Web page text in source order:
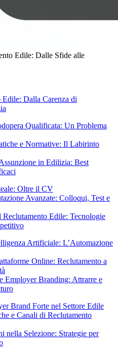
Edile: Dalle Sfide alle
Dalla Carenza di
Qualificata: Un Problema
e Normative: Il Labirinto
in Edilizia: Best
Oltre il CV
Avanzate: Colloqui, Test e
Edile: Tecnologie
Artificiale: L’Automazione
Online: Reclutamento a
Employer Branding: Attrarre e
Brand Forte nel Settore Edile
e Canali di Reclutamento
nella Selezione: Strategie per